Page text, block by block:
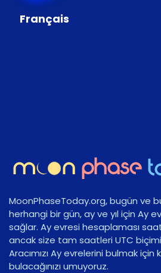
Français
MoonPhaseToday.org, bugün ve
herhangi bir gün, ay ve yıl için Ay
sağlar. Ay evresi hesaplaması
ancak size tam saatleri UTC
Aracımızı Ay evrelerini bulmak için
bulacağınızı umuyoruz.